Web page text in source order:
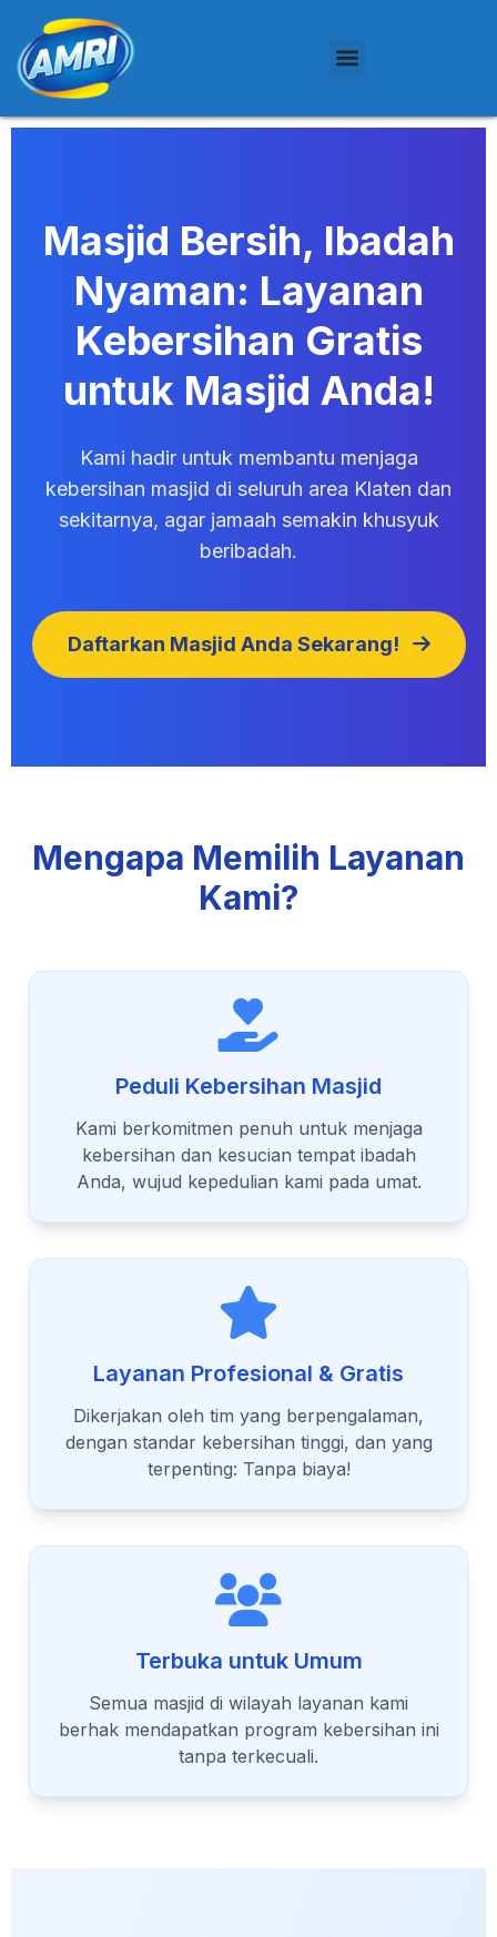
Masjid Bersih, Ibadah
Nyaman: Layanan
Kebersihan Gratis
untuk Masjid Anda!
Kami hadir untuk membantu menjaga
kebersihan masjid di seluruh area Klaten dan
sekitarnya, agar jamaah semakin khusyuk
beribadah.
Daftarkan Masjid Anda Sekarang!
Mengapa Memilih Layanan
Kami?
Peduli Kebersihan Masjid
Kami berkomitmen penuh untuk menjaga
kebersihan dan kesucian tempat ibadah
Anda, wujud kepedulian kami pada umat.
Layanan Profesional & Gratis
Dikerjakan oleh tim yang berpengalaman,
dengan standar kebersihan tinggi, dan yang
terpenting: Tanpa biaya!
Terbuka untuk Umum
Semua masjid di wilayah layanan kami
berhak mendapatkan program kebersihan ini
tanpa terkecuali.